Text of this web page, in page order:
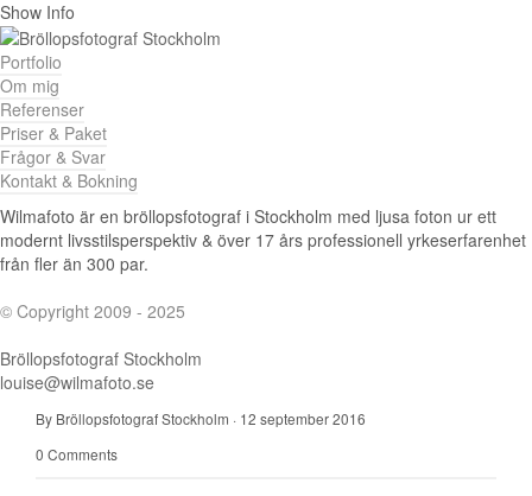
Show Info
Portfolio
Om mig
Referenser
Priser & Paket
Frågor & Svar
Kontakt & Bokning
Wilmafoto är en bröllopsfotograf i Stockholm med ljusa foton ur ett
modernt livsstilsperspektiv & över 17 års professionell yrkeserfarenhet
från fler än 300 par.
© Copyright 2009 - 2025
Bröllopsfotograf Stockholm
louise@wilmafoto.se
By Bröllopsfotograf Stockholm · 12 september 2016
0 Comments